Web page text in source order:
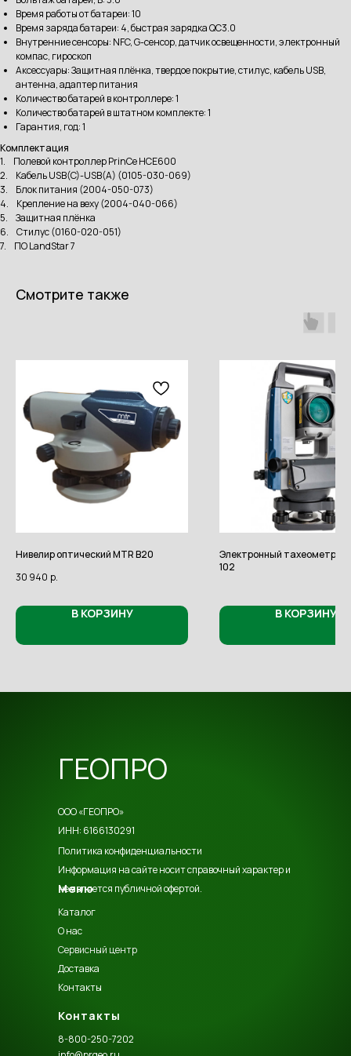
Время работы от батареи: 10
Время заряда батареи: 4, быстрая зарядка QC3.0
Внутренние сенсоры: NFC, G-сенсор, датчик освещенности, электронный
компас, гироскоп
Аксессуары: Защитная плёнка, твердое покрытие, стилус, кабель USB,
антенна, адаптер питания
Количество батарей в контроллере: 1
Количество батарей в штатном комплекте: 1
Гарантия, год: 1
Комплектация
1. Полевой контроллер PrinCe HCE600
2. Кабель USB(C)-USB(A) (0105-030-069)
3. Блок питания (2004-050-073)
4. Крепление на веху (2004-040-066)
5. Защитная плёнка
6. Стилус (0160-020-051)
7. ПО LandStar 7
Смотрите также
Нивелир оптический MTR B20
30 940 р.
В КОРЗИНУ
Электронный тахеометр
102
В КОРЗИНУ
ООО «ГЕОПРО»
ИНН: 6166130291
ГЕОПРО
Политика конфиденциальности
Информация на сайте носит справочный характер и
не является публичной офертой.
Меню
Каталог
О нас
Сервисный центр
Доставка
Контакты
Контакты
8-800-250-7202